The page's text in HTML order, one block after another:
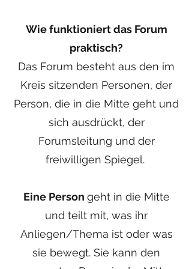
Wie funktioniert das Forum
praktisch?
Das Forum besteht aus den im
Kreis sitzenden Personen, der
Person, die in die Mitte geht und
sich ausdrückt, der
Forumsleitung und der
freiwilligen Spiegel.
Eine Person geht in die Mitte
und teilt mit, was ihr
Anliegen/Thema ist oder was
sie bewegt. Sie kann den